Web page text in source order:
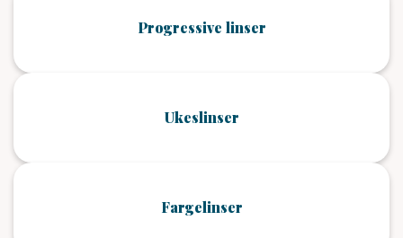
Progressive linser
Ukeslinser
Fargelinser